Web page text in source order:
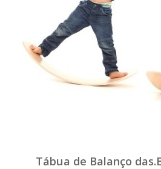
Tábua de Balanço